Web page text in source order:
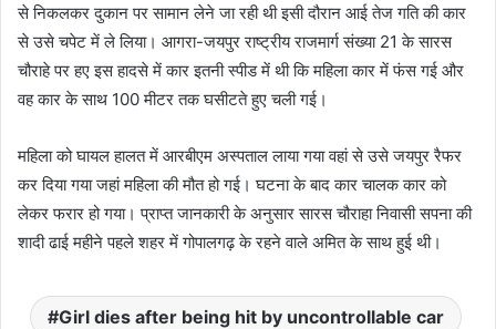
से निकलकर दुकान पर सामान लेने जा रही थी इसी दौरान आई तेज गति की कार
से उसे चपेट में ले लिया। आगरा-जयपुर राष्ट्रीय राजमार्ग संख्या 21 के सारस
चौराहे पर हए इस हादसे में कार इतनी स्पीड में थी कि महिला कार में फंस गई और
वह कार के साथ 100 मीटर तक घसीटते हुए चली गई।
महिला को घायल हालत में आरबीएम अस्पताल लाया गया वहां से उसे जयपुर रैफर
कर दिया गया जहां महिला की मौत हो गई। घटना के बाद कार चालक कार को
लेकर फरार हो गया। प्राप्त जानकारी के अनुसार सारस चौराहा निवासी सपना की
शादी ढाई महीने पहले शहर में गोपालगढ़ के रहने वाले अमित के साथ हुई थी।
Girl dies after being hit by uncontrollable car